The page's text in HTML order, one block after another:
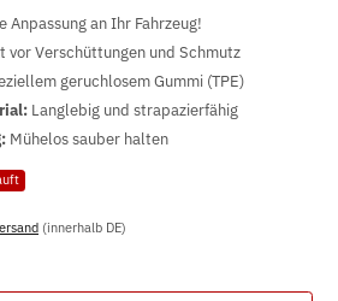
Anpassung an Ihr Fahrzeug!
vor Verschüttungen und Schmutz
geruchlosem Gummi (TPE)
Langlebig und strapazierfähig
Mühelos sauber halten
(innerhalb DE)